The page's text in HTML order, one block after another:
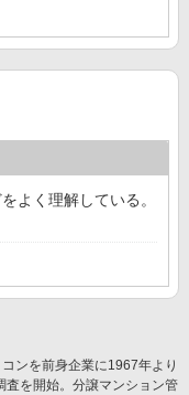
よく理解している。
ンを前身企業に1967年より
査を開始。分譲マンション管